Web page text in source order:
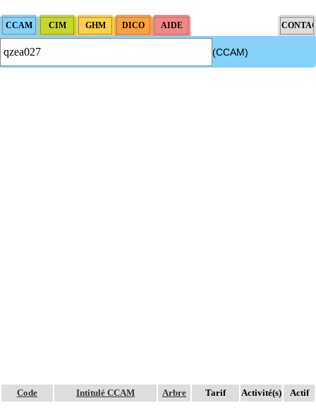
(CCAM)
Code Intitulé CCAM Arbre Tarif Activité(s) Actif